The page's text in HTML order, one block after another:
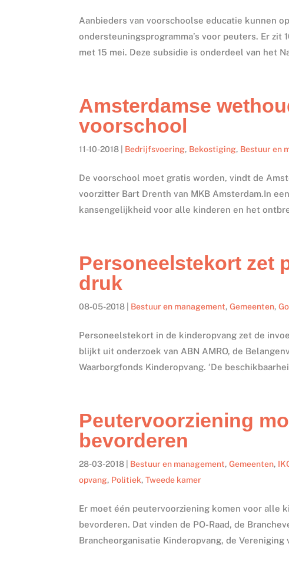
Aanbieders van voorschoolse educatie kunnen
ondersteuningsprogramma’s voor peuters. Er
met 15 mei. Deze subsidie is onderdeel van het
Amsterdamse
voorschool
11-10-2018 Bedrijfsvoering, Bekostiging, Bestuur en
De voorschool moet gratis worden, vindt de
voorzitter Bart Drenth van MKB Amsterdam.In
kansengelijkheid voor alle kinderen en het
Personeelstekort zet
druk
08-05-2018 Bestuur en management,Gemeenten,
Personeelstekort in de kinderopvang zet de
blijkt uit onderzoek van ABN AMRO, de
Waarborgfonds Kinderopvang. ‘De
Peutervoorziening
bevorderen
28-03-2018 Bestuur en management,Gemeenten,
opvang, Politiek,Tweede kamer
Er moet één peutervoorziening komen voor alle
bevorderen. Dat vinden de PO-Raad, de
Brancheorganisatie Kinderopvang, de Vereniging